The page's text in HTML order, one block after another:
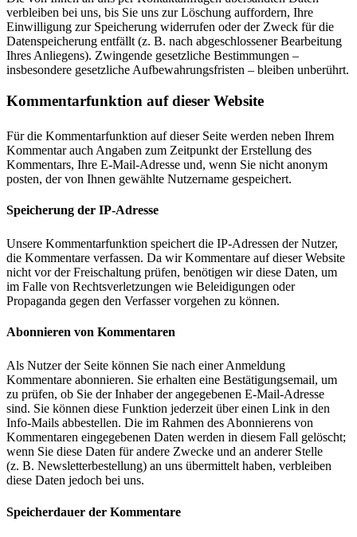
verbleiben bei uns, bis Sie uns zur Löschung auffordern, Ihre
Einwilligung zur Speicherung widerrufen oder der Zweck für die
Datenspeicherung entfällt (z. B. nach abgeschlossener Bearbeitung
Ihres Anliegens). Zwingende gesetzliche Bestimmungen –
insbesondere gesetzliche Aufbewahrungsfristen – bleiben unberührt.
Kommentar­funktion auf dieser Website
Für die Kommentarfunktion auf dieser Seite werden neben Ihrem
Kommentar auch Angaben zum Zeitpunkt der Erstellung des
Kommentars, Ihre E-Mail-Adresse und, wenn Sie nicht anonym
posten, der von Ihnen gewählte Nutzername gespeichert.
Speicherung der IP-Adresse
Unsere Kommentarfunktion speichert die IP-Adressen der Nutzer,
die Kommentare verfassen. Da wir Kommentare auf dieser Website
nicht vor der Freischaltung prüfen, benötigen wir diese Daten, um
im Falle von Rechtsverletzungen wie Beleidigungen oder
Propaganda gegen den Verfasser vorgehen zu können.
Abonnieren von Kommentaren
Als Nutzer der Seite können Sie nach einer Anmeldung
Kommentare abonnieren. Sie erhalten eine Bestätigungsemail, um
zu prüfen, ob Sie der Inhaber der angegebenen E-Mail-Adresse
sind. Sie können diese Funktion jederzeit über einen Link in den
Info-Mails abbestellen. Die im Rahmen des Abonnierens von
Kommentaren eingegebenen Daten werden in diesem Fall gelöscht;
wenn Sie diese Daten für andere Zwecke und an anderer Stelle
(z. B. Newsletterbestellung) an uns übermittelt haben, verbleiben
diese Daten jedoch bei uns.
Speicherdauer der Kommentare